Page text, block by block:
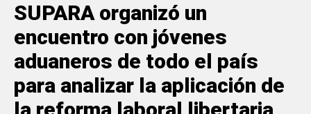
SUPARA organizó un
encuentro con jóvenes
aduaneros de todo el país
para analizar la aplicación de